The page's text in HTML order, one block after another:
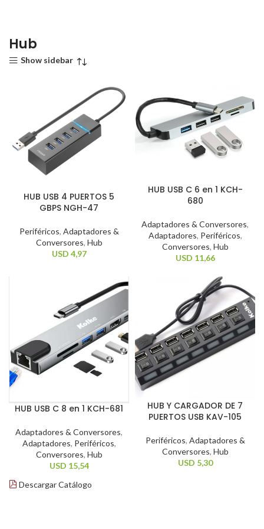
Hub
Show sidebar
HUB USB 4 PUERTOS 5
GBPS NGH-47
Periféricos, Adaptadores &
Conversores, Hub
USD 4,97
HUB USB C 6 en 1 KCH-
680
Adaptadores & Conversores,
Adaptadores, Periféricos,
Conversores, Hub
USD 11,66
HUB USB C 8 en 1 KCH-681
Adaptadores & Conversores,
Adaptadores, Periféricos,
Conversores, Hub
USD 15,54
HUB Y CARGADOR DE 7
PUERTOS USB KAV-105
Periféricos, Adaptadores &
Conversores, Hub
USD 5,30
Descargar Catálogo